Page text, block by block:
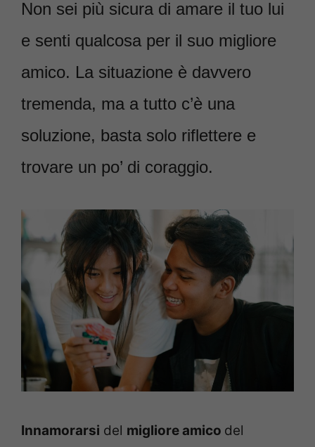
Non sei più sicura di amare il tuo lui
e senti qualcosa per il suo migliore
amico. La situazione è davvero
tremenda, ma a tutto c’è una
soluzione, basta solo riflettere e
trovare un po’ di coraggio.
Innamorarsi del migliore amico del